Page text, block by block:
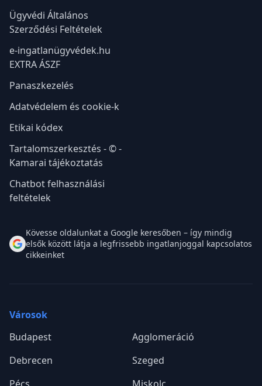
Ügyvédi Általános
Szerződési Feltételek
e-ingatlanügyvédek.hu
EXTRA ÁSZF
Panaszkezelés
Adatvédelem és cookie-k
Etikai kódex
Tartalomszerkesztés - © -
Kamarai tájékoztatás
Chatbot felhasználási
feltételek
Kövesse oldalunkat a Google keresőben – így mindig
elsők között látja a legfrissebb ingatlanjoggal kapcsolatos
cikkeinket
Városok
Budapest
Agglomeráció
Debrecen
Szeged